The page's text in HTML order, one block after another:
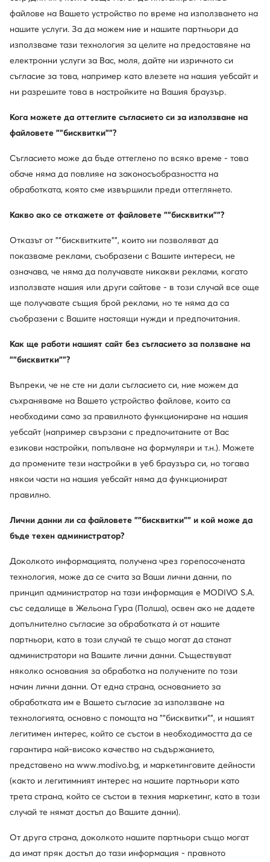
още 10% Код: SUMMER
weCare
Промоция
Eva Minge
Обувки на ток · Бял · 9 cm
Актуална цена
50,99€
Най-ниска цена
още 10% Код: SUMMER
weCare
-32%
Eva Minge
Обувки на ток · Черен · 9 cm
Актуална цена
50,99€
Trending
G-Star Raw
Актуална цена
59,99€
Редовна цена 74,99 €
Nine West
59,99€
weCare
Промоция
Eva Minge
Обувки на ток · Черен · 11.5 cm
Актуална цена
54,99€
Редовна цена109,99 €-50%
weCare
Eva Minge
Актуална цена
49,99€
Редовна цена97,14 € -48%
Най-ниска цена
още 25% Код: SUMMER
Обувки на ток · Светлосин
159,99€
Актуална цена
49,99€
файлове на Вашето устройство по време на използването на
нашите услуги. За да можем ние и нашите партньори да
използваме тази технология за целите на предоставяне на
електронни услуги за Вас, моля, дайте ни изричното си
съгласие за това, например като влезете на нашия уебсайт и
ни разрешите това в настройките на Вашия браузър.
Кога можете да оттеглите съгласието си за използване на
файловете ""бисквитки""?
Съгласието може да бъде оттеглено по всяко време - това
обаче няма да повлияе на законосъобразността на
обработката, която сме извършили преди оттеглянето.
Какво ако се откажете от файловете ""бисквитки""?
Отказът от ""бисквитките"", които ни позволяват да
показваме реклами, съобразени с Вашите интереси, не
означава, че няма да получавате никакви реклами, когато
използвате нашия или други сайтове - в този случай все още
ще получавате същия брой реклами, но те няма да са
съобразени с Вашите настоящи нужди и предпочитания.
Как ще работи нашият сайт без съгласието за ползване на
""бисквитки""?
Въпреки, че не сте ни дали съгласието си, ние можем да
съхраняваме на Вашето устройство файлове, които са
необходими само за правилното функциониране на нашия
уебсайт (например свързани с предпочитаните от Вас
езикови настройки, попълване на формуляри и т.н.). Можете
да промените тези настройки в уеб браузъра си, но тогава
някои части на нашия уебсайт няма да функционират
правилно.
Лични данни ли са файловете ""бисквитки"" и кой може да
бъде техен администратор?
Доколкото информацията, получена чрез горепосочената
технология, може да се счита за Ваши лични данни, по
принцип администратор на тази информация е MODIVO S.A.
със седалище в Жельона Гура (Полша), освен ако не дадете
допълнително съгласие за обработката ѝ от нашите
партньори, като в този случай те също могат да станат
администратори на Вашите лични данни. Съществуват
няколко основания за обработка на получените по този
начин лични данни. От една страна, основанието за
обработката им е Вашето съгласие за използване на
технологията, основно с помощта на ""бисквитки"", и нашият
легитимен интерес, който се състои в необходимостта да се
гарантира най-високо качество на съдържанието,
представено на www.modivo.bg, и маркетинговите дейности
(както и легитимният интерес на нашите партньори като
трета страна, който се състои в техния маркетинг, като в този
случай те нямат достъп до Вашите данни).
От друга страна, доколкото нашите партньори също могат
да имат пряк достъп до тази информация - правното